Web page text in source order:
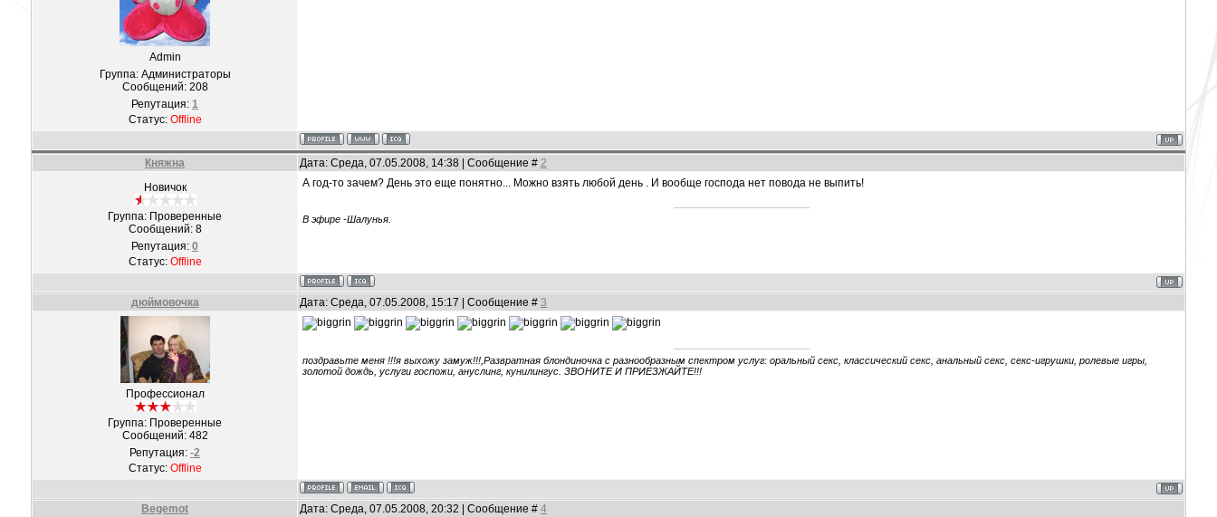
Admin
Группа: Администраторы
Сообщений: 208
Репутация: 1
Статус: Offline
Княжна Дата: Среда, 07.05.2008, 14:38 | Сообщение # 2
Новичок
Группа: Проверенные
Сообщений: 8
Репутация: 0
Статус: Offline
А год-то зачем? День это еще понятно... Можно взять любой день . И вообще господа нет повода не выпить!
В эфире -Шалунья.
дюймовочка Дата: Среда, 07.05.2008, 15:17 | Сообщение # 3
Профессионал
Группа: Проверенные
Сообщений: 482
Репутация: -2
Статус: Offline
поздравьте меня !!!я выхожу замуж!!!,Развратная блондиночка с разнообразным спектром услуг: оральный секс, классический секс, анальный секс, секс-игрушки, ролевые игры,
золотой дождь, услуги госпожи, ануслинг, кунилингус. ЗВОНИТЕ И ПРИЕЗЖАЙТЕ!!!
Begemot Дата: Среда, 07.05.2008, 20:32 | Сообщение # 4